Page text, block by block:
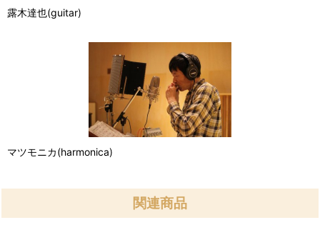
露木達也(guitar)
マツモニカ(harmonica)
関連商品